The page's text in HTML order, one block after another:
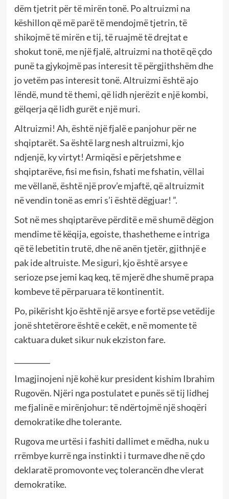
dëm tjetrit për të mirën tonë. Po altruizmi na
këshillon që më parë të mendojmë tjetrin, të
shikojmë të mirën e tij, të ruajmë të drejtat e
shokut tonë, me një fjalë, altruizmi na thotë që çdo
punë ta gjykojmë pas interesit të përgjithshëm dhe
jo vetëm pas interesit tonë. Altruizmi është ajo
lëndë, mund të themi, që lidh njerëzit e një kombi,
gëlqerja që lidh gurët e një muri.
Altruizmi! Ah, është një fjalë e panjohur për ne
shqiptarët. Sa është larg nesh altruizmi, kjo
ndjenjë, ky virtyt! Armiqësi e përjetshme e
shqiptarëve, fisi me fisin, fshati me fshatin, vëllai
me vëllanë, është një prov’e mjaftë, që altruizmit
në vendin tonë as emri s’i është dëgjuar! ”.
Sot në mes shqiptarëve përditë e më shumë dëgjon
mendime të këqija, egoiste, thashetheme e intriga
që të lebetitin trutë, dhe në anën tjetër, gjithnjë e
pak ide altruiste. Me siguri, kjo është arsye e
serioze pse jemi kaq keq, të mjerë dhe shumë prapa
kombeve të përparuara të kontinentit.
Po, pikërisht kjo është një arsye e fortë pse vetëdije
jonë shtetërore është e cekët, e në momente të
caktuara duket sikur nuk ekziston fare.
Imagjinojeni një kohë kur president kishim Ibrahim
Rugovën. Njëri nga postulatet e punës së tij lidhej
me fjalinë e mirënjohur: të ndërtojmë një shoqëri
demokratike dhe tolerante.
Rugova me urtësi i fashiti dallimet e mëdha, nuk u
rrëmbye kurrë nga instinkti i turmave dhe në çdo
deklaratë promovonte veç tolerancën dhe vlerat
demokratike.